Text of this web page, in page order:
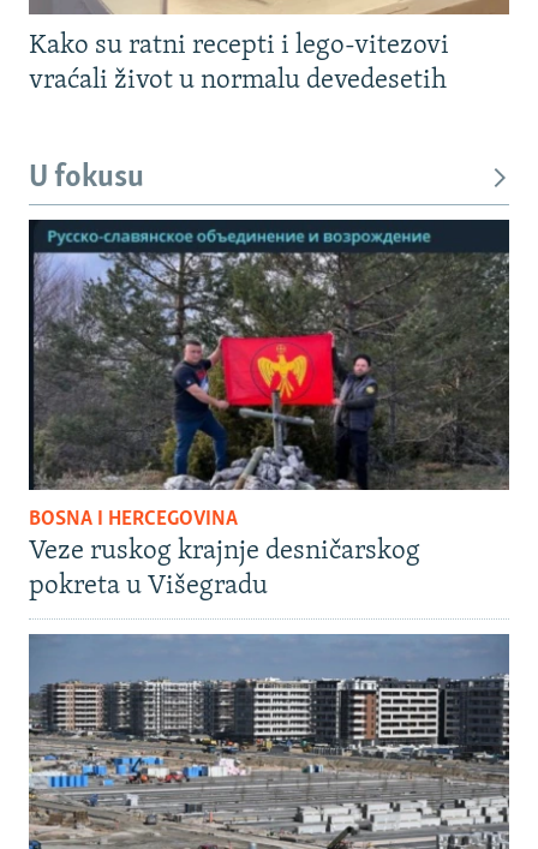
Kako su ratni recepti i lego-vitezovi
vraćali život u normalu devedesetih
U fokusu
BOSNA I HERCEGOVINA
Veze ruskog krajnje desničarskog
pokreta u Višegradu